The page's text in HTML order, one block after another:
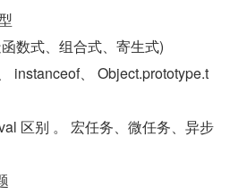
数式、组合式、寄生式)
instanceof、 Object.prototype.t
区别 。 宏任务、微任务、异步